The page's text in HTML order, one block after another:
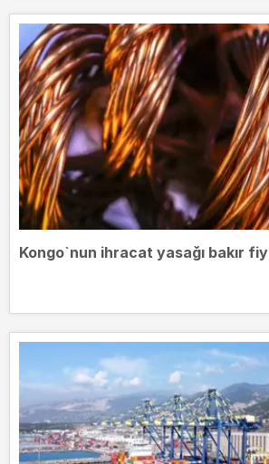
Kongo`nun ihracat yasağı bakır